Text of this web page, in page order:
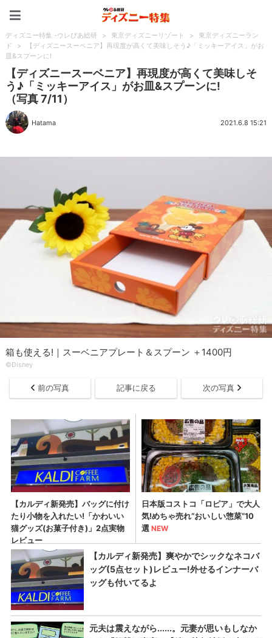
ディズニー特集 -ウレぴあ総研 > 東京ディズニーリゾート >
東京ディズニーラン
ド
>
【ディズニースーベニア】再現度が高くて美味しそう♪「ミッキーアイス」がお
皿&スプーンに!
【ディズニースーベニア】再現度が高くて美味しそ
う♪「ミッキーアイス」がお皿&スプーンに!
（写真 7/11）
Hatama 2021.6.8 15:21
箱も使える!｜スーベニアプレート＆スプーン ＋1400円
©Disney
前の写真 記事に戻る 次の写真